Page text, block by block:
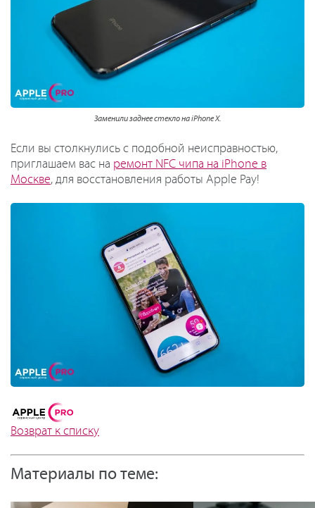
Заменили заднее стекло на iPhone X.
Если вы столкнулись с подобной неисправностью,
приглашаем вас на ремонт NFC чипа на iPhone в
Москве, для восстановления работы Apple Pay!
Возврат к списку
Материалы по теме: